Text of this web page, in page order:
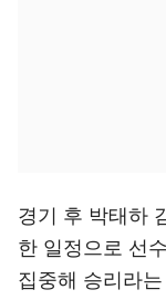
경기 후 박태하
한 일정으로 선
집중해 승리라